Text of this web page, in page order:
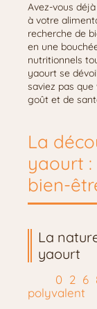
Avez-vous
à votre
recherche de
en une
nutritionnels
yaourt se
saviez pas
goût et de
La
yaourt
bien-
La
yaourt
polyvalent